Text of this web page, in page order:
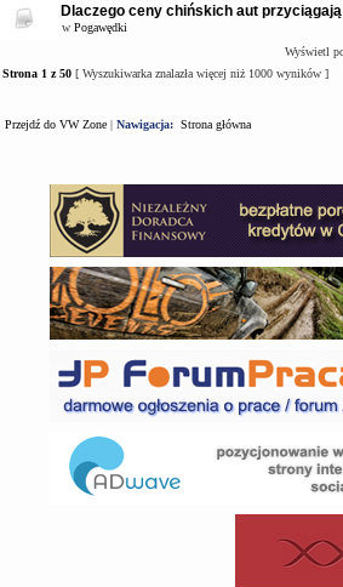
Dlaczego ceny chińskich aut
w Pogawędki
Wyświetl
Strona 1 z50 [ Wyszukiwarka znalazła więcej niż 1000 wyników ]
Przejdź do VW Zone | Nawigacja: Strona główna